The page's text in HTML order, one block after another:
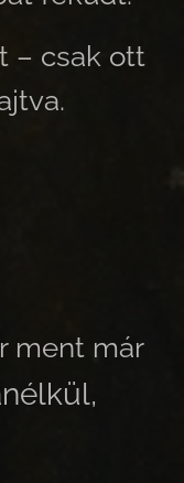
– csak ott
ment már